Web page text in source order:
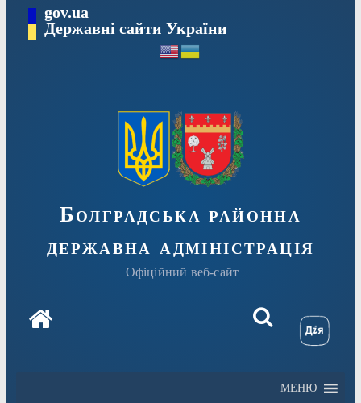
Перейтиgov.ua
Державні сайти України
Болградська районна
державна адміністрація
Офіційний веб-сайт
МЕНЮ